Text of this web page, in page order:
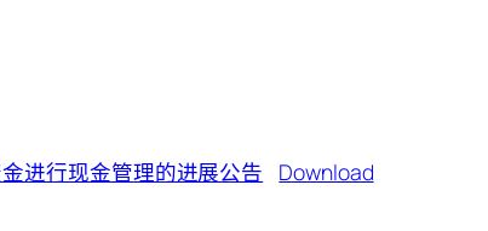
进行现金管理的进展公告 Download